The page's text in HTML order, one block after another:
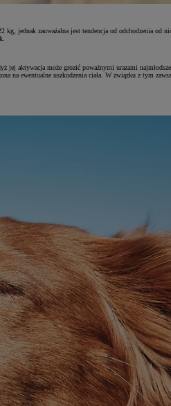
jednak zauważalna jest tendencja od odchodzenia od
aktywacja może grozić poważnymi urazami
na ewentualne uszkodzenia ciała. W związku z tym